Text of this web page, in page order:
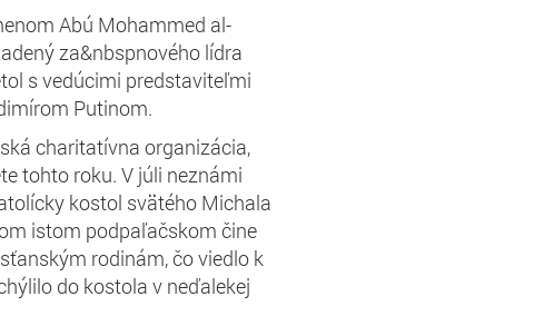
Abú Mohammed al-
za&nbspnového lídra
s vedúcimi predstaviteľmi
Putinom.
charitatívna organizácia,
tohto roku. V júli neznámi
kostol svätého Michala
istom podpaľačskom čine
rodinám, čo viedlo k
do kostola v neďalekej